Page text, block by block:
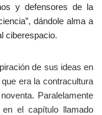
y defensores de la
dándole alma a
ciberespacio.
de sus ideas en
era la contracultura
Paralelamente
el capítulo llamado